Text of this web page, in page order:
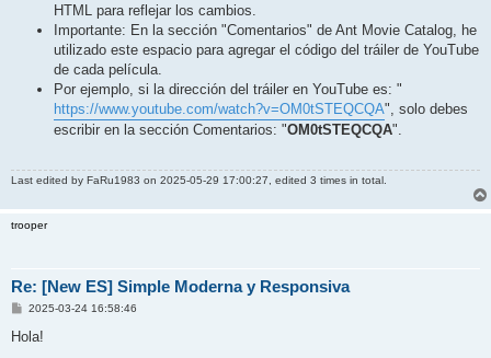
HTML para reflejar los cambios.
Importante: En la sección "Comentarios" de Ant Movie Catalog, he
utilizado este espacio para agregar el código del tráiler de YouTube
de cada película.
Por ejemplo, si la dirección del tráiler en YouTube es: "
https://www.youtube.com/watch?v=OM0tSTEQCQA", solo debes
escribir en la sección Comentarios: "OM0tSTEQCQA".
Last edited by FaRu1983 on 2025-05-29 17:00:27, edited 3 times in total.
trooper
Re: [New ES] Simple Moderna y Responsiva
P
s
2025-03-24 16:58:46
Hola!